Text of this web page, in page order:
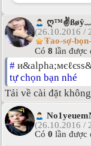
(26.10.2016 /
Ŧao-sợ-
Có 8 lần được
#
tự chọn bạn nhé
Tải về cài đặt
(26.10.2016 /
Có 0 lần được